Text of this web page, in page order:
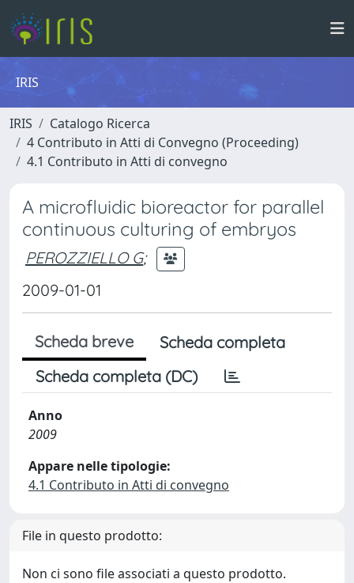
IRIS
IRIS
Catalogo Ricerca
4 Contributo in Atti di Convegno (Proceeding)
4.1 Contributo in Atti di convegno
A microfluidic bioreactor for parallel
continuous culturing of embryos
PEROZZIELLO G;
2009-01-01
Scheda breve
Scheda completa
Scheda completa (DC)
Anno
2009
Appare nelle tipologie:
4.1 Contributo in Atti di convegno
File in questo prodotto:
Non ci sono file associati a questo prodotto.